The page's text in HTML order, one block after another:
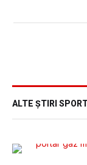
ALTE ȘTIRI